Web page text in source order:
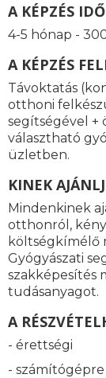
A KÉPZÉS IDŐ
4-5 hónap -
A KÉPZÉS
Távoktatás
otthoni
segítségével +
választható
üzletben.
KINEK
Mindenkinek
otthonról,
költségkímélő
Gyógyászati
szakképesítés
tudásanyagot.
A
- érettségi
-